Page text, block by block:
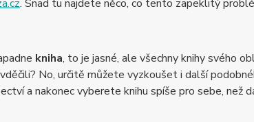
. Snad tu najdete něco, co tento zapeklitý
kniha, to je jasné, ale všechny knihy svého
No, určitě můžete vyzkoušet i další
a nakonec vyberete knihu spíše pro sebe, než